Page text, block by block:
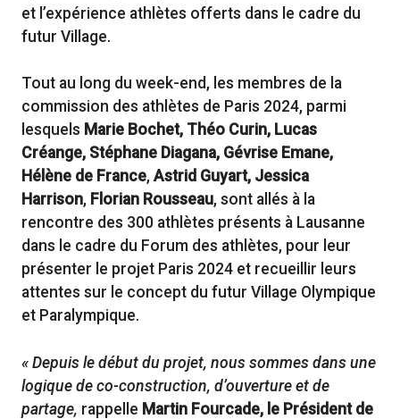
et l’expérience athlètes offerts dans le cadre du
futur Village.
Tout au long du week-end, les membres de la
commission des athlètes de Paris 2024, parmi
lesquels Marie Bochet, Théo Curin, Lucas
Créange, Stéphane Diagana, Gévrise Emane,
Hélène de France,Astrid Guyart, Jessica
Harrison, Florian Rousseau, sont allés à la
rencontre des 300 athlètes présents à Lausanne
dans le cadre du Forum des athlètes, pour leur
présenter le projet Paris 2024 et recueillir leurs
attentes sur le concept du futur Village Olympique
et Paralympique.
« Depuis le début du projet, nous sommes dans une
logique de co-construction, d’ouverture et de
partage, rappelle Martin Fourcade, le Président de